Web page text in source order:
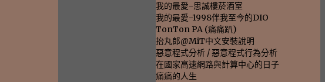
我的最愛-思誠樓菸酒室
我的最愛-1998伴我至今的DIO
TonTon PA (痛痛趴)
抬丸郎@MiT中文安裝說明
惡意程式分析 / 惡意程式行為分析
在國家高速網路與計算中心的日子
痛痛的人生